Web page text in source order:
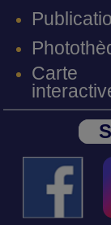
Carte